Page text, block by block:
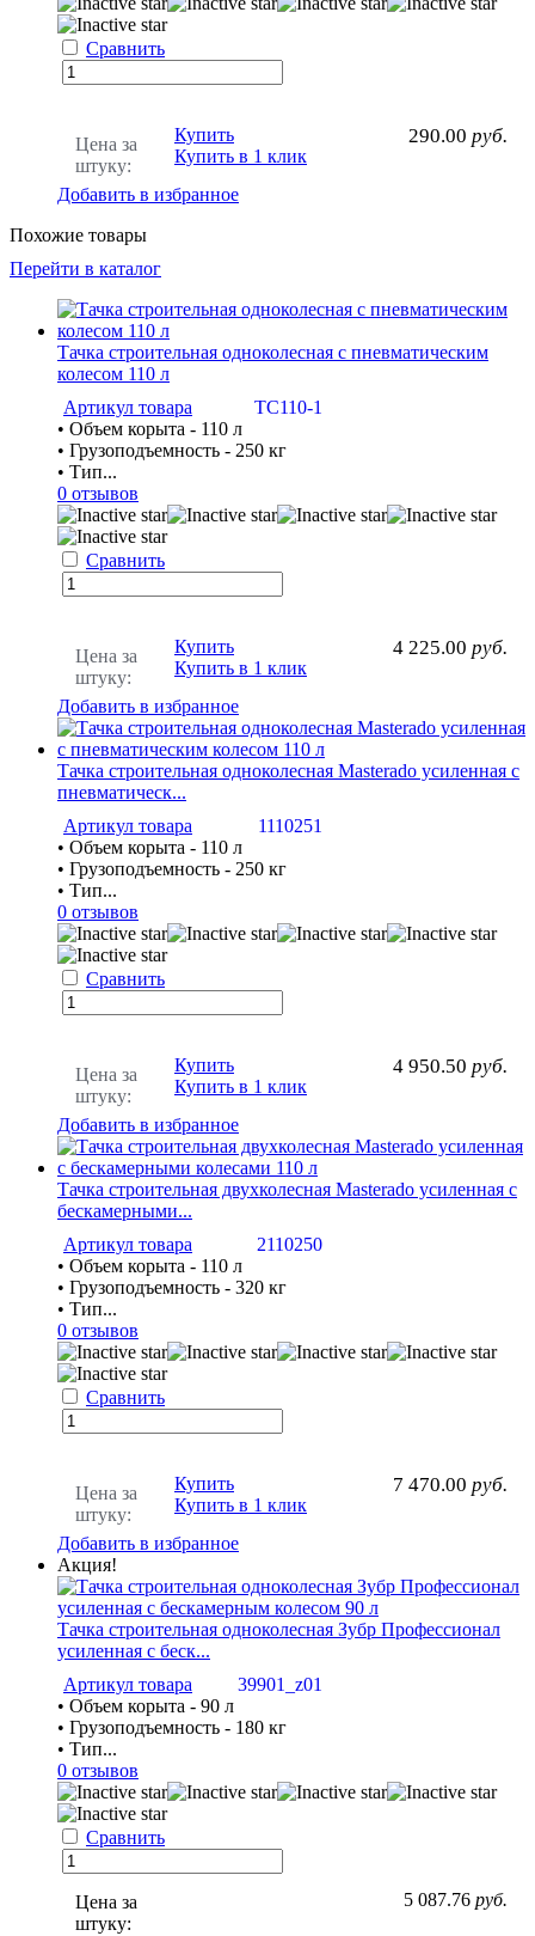
Сравнить
Цена за
штуку:
290.00 руб.
Купить
Купить в 1 клик
Добавить в избранное
Похожие товары
Перейти в каталог
Тачка строительная одноколесная с пневматическим
колесом 110 л
Артикул товара
ТС110-1
• Объем корыта - 110 л
• Грузоподъемность - 250 кг
• Тип...
0 отзывов
Сравнить
Цена за
штуку:
4 225.00 руб.
Купить
Купить в 1 клик
Добавить в избранное
Тачка строительная одноколесная Masterado усиленная с
пневматическ...
Артикул товара
1110251
• Объем корыта - 110 л
• Грузоподъемность - 250 кг
• Тип...
0 отзывов
Сравнить
Цена за
штуку:
4 950.50 руб.
Купить
Купить в 1 клик
Добавить в избранное
Тачка строительная двухколесная Masterado усиленная с
бескамерными...
Артикул товара
2110250
• Объем корыта - 110 л
• Грузоподъемность - 320 кг
• Тип...
0 отзывов
Сравнить
Цена за
штуку:
7 470.00 руб.
Купить
Купить в 1 клик
Добавить в избранное
Акция!
Тачка строительная одноколесная Зубр Профессионал
усиленная с беск...
Артикул товара
39901_z01
• Объем корыта - 90 л
• Грузоподъемность - 180 кг
• Тип...
0 отзывов
Сравнить
Цена за
штуку:
5 087.76 руб.